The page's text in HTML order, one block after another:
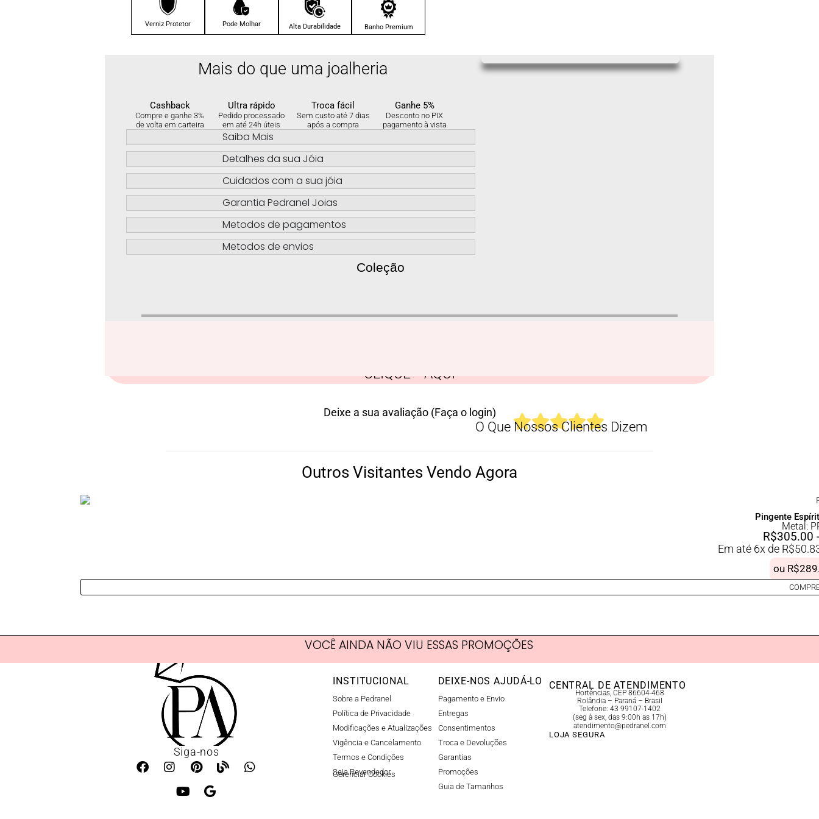
Verniz Protetor Pode Molhar Alta Durabilidade Banho Premium
Mais do que uma joalheria
Cashback
Compre e ganhe 3%
de volta em carteira
Ultra rápido
Pedido processado
em até 24h úteis
Troca fácil
Sem custo até 7 dias
após a compra
Ganhe 5%
Desconto no PIX
pagamento à vista
Saiba Mais
Detalhes da sua Jóia
Cuidados com a sua jóia
Garantia Pedranel Joias
Metodos de pagamentos
Metodos de envios
Coleção
CLIQUE AQUI
O Que Nossos Clientes Dizem
Deixe a sua avaliação (Faça o login)
Outros Visitantes Vendo Agora
Pingente
Metal:
R$305.00
Em até 6x de R$
ou R$
VOCÊ AINDA NÃO VIU ESSAS PROMOÇÕES
Siga-nos
INSTITUCIONAL
Sobre a Pedranel
Política de Privacidade
Modificações e Atualizações
Vigência e Cancelamento
Termos e Condições
Seja Revendedor
Gerenciar Cookies​
DEIXE-NOS AJUDÁ-LO
Pagamento e Envio
Entregas
Consentimentos
Troca e Devoluções
Garantias
Promoções
Guia de Tamanhos
CENTRAL DE ATENDIMENTO
Hortências, CEP 86604-468
Rolândia – Paraná – Brasil
Telefone: 43 99107-1402
(seg à sex, das 9:00h as 17h)
atendimento@pedranel.com
LOJA SEGURA